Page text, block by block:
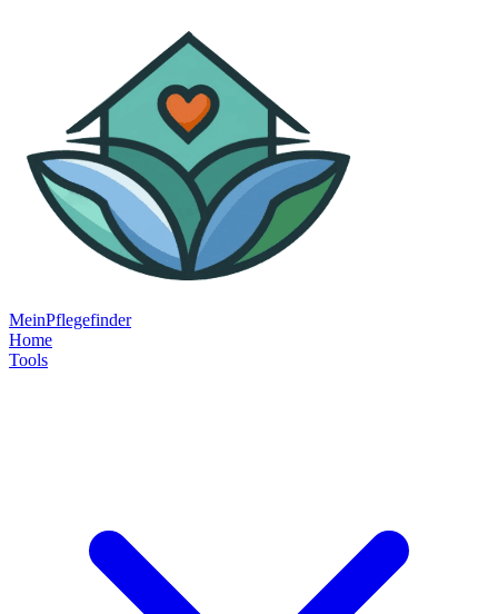
MeinPflegefinder
Home
Tools